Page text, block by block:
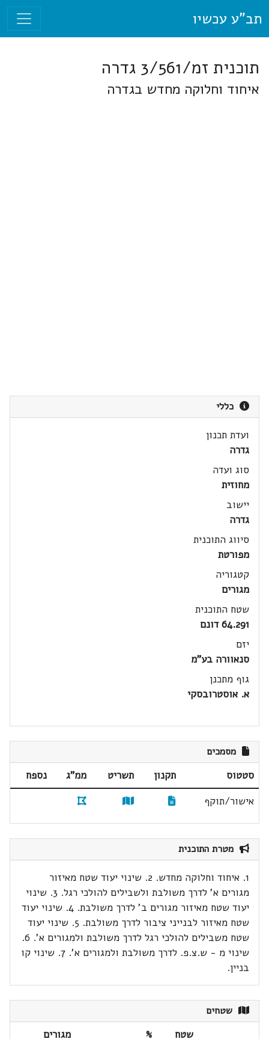
תב"ע עכשיו
תוכנית זמ/3/561 גדרה
איחוד וחלוקה מחדש בגדרה
כללי
ועדת תכנון
גדרה
סוג ועדה
מחוזית
יישוב
גדרה
סיווג התוכנית
מפורטת
קטגוריה
מגורים
שטח התוכנית
64.291 דונם
יזם
סנאוורה בע"מ
גוף מתכנן
א. אוסטרובסקי
מסמכים
סטטוס תקנון תשריט ממ"ג
נספח
אישור/תוקף
מטרת התוכנית
1. איחוד וחלוקה מחדש. 2. שינוי יעוד שטח מאיזור
מגורים א' לדרך משולבת ולשבילים להולכי רגל. 3. שינוי
יעוד שטח מאיזור מגורים ב' לדרך משולבת. 4. שינוי יעוד
שטח מאיזור לבנייני ציבור לדרך משולבת. 5. שינוי יעוד
שטח משבילים להולכי רגל לדרך משולבת ולמגורים א'. 6.
שינוי מ - ש.צ.פ. לדרך משולבת ולמגורים א'. 7. שינוי קו
בניין.
שטחים
שטח
%
מגורים